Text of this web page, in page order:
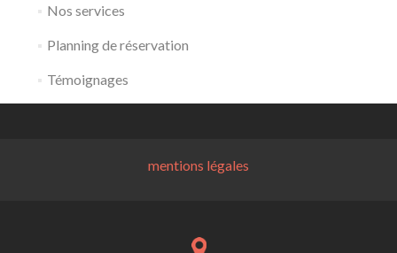
Nos services
Planning de réservation
Témoignages
mentions légales